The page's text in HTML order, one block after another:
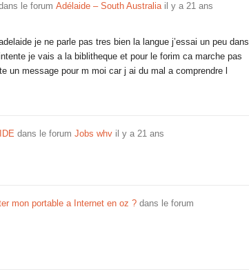
le forum Adélaide – South Australia il y a 21 ans
je ne parle pas tres bien la langue j’essai un peu dans
je vais a la biblitheque et pour le forim ca marche pas
un message pour m moi car j ai du mal a comprendre l
dans le forum Jobs whv il y a 21 ans
mon portable a Internet en oz ? dans le forum